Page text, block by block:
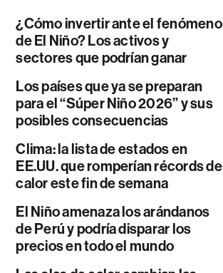
¿Cómo invertir ante el fenómeno
de El Niño? Los activos y
sectores que podrían ganar
Los países que ya se preparan
para el “Súper Niño 2026” y sus
posibles consecuencias
Clima: la lista de estados en
EE.UU. que romperían récords de
calor este fin de semana
El Niño amenaza los arándanos
de Perú y podría disparar los
precios en todo el mundo